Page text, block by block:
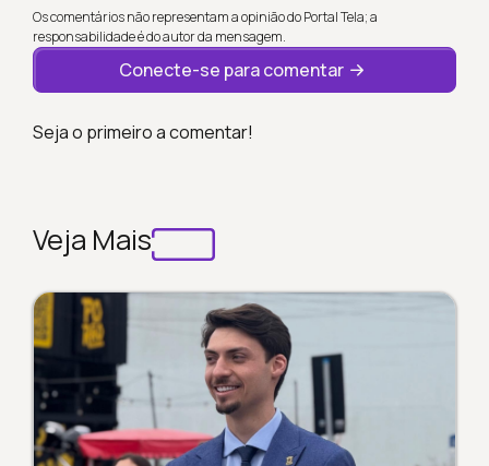
Os comentários não representam a opinião do Portal Tela; a
responsabilidade é do autor da mensagem.
Conecte-se para comentar
Seja o primeiro a comentar!
Veja Mais